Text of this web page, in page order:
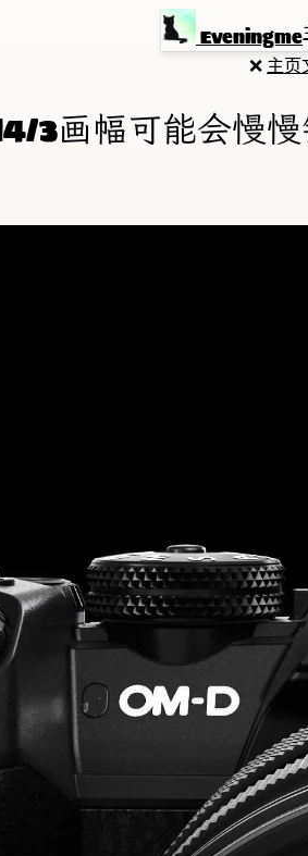
Eveningme
❌ 主页
3画幅可能会慢